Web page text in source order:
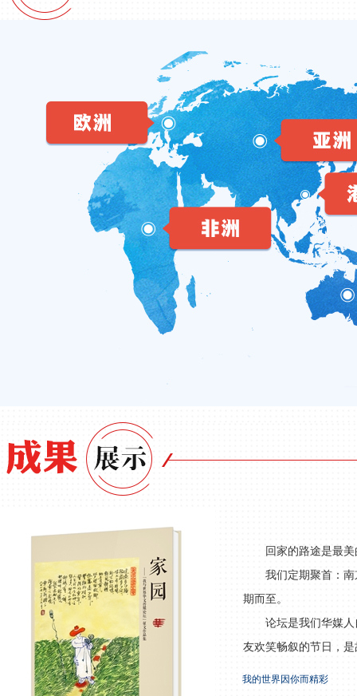
回家的路途是最
我们定期聚首：
期而至。
论坛是我们华媒
友欢笑畅叙的节日，
我的世界因你而精彩